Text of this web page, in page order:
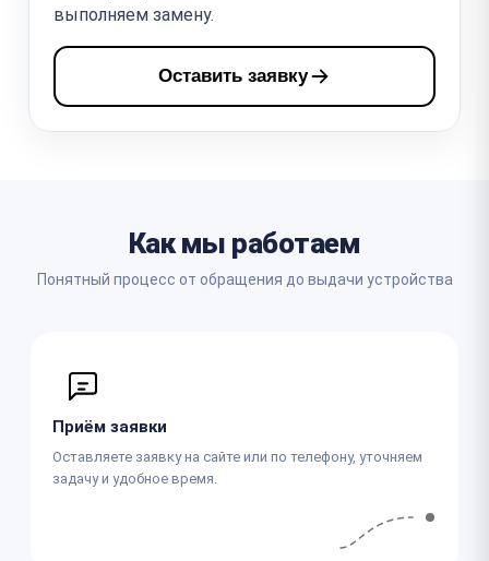
выполняем замену.
Оставить заявку
Как мы работаем
Понятный процесс от обращения до выдачи устройства
Приём заявки
Оставляете заявку на сайте или по телефону, уточняем
задачу и удобное время.